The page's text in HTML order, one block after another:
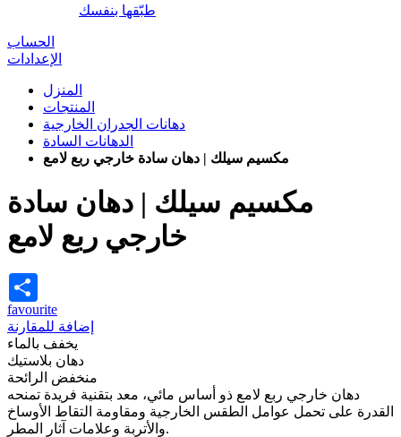
طبّقها بنفسك
الحساب
الإعدادات
المنزل
المنتجات
دهانات الجدران الخارجية
الدهانات السادة
مكسيم سيلك | دهان سادة خارجي ربع لامع
مكسيم سيلك | دهان سادة
خارجي ربع لامع
favourite
إضافة للمقارنة
يخفف بالماء
دهان بلاستيك
منخفض الرائحة
دهان خارجي ربع لامع ذو أساس مائي، معد بتقنية فريدة تمنحه
القدرة على تحمل عوامل الطقس الخارجية ومقاومة التقاط الأوساخ
والأتربة وعلامات آثار المطر.